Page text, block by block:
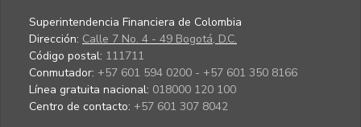
Superintendencia Financiera de Colombia
Dirección: Calle 7 No. 4 - 49 Bogotá, D.C.
Código postal: 111711
Conmutador: +57 601 594 0200 - +57 601 350 8166
Línea gratuita nacional: 018000 120 100
Centro de contacto: +57 601 307 8042